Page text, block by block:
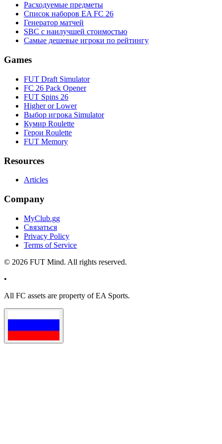
Расходуемые предметы
Список наборов EA FC 26
Генератор матчей
SBC с наилучшей стоимостью
Самые дешевые игроки по рейтингу
Games
FUT Draft Simulator
FC 26 Pack Opener
FUT Spins 26
Higher or Lower
Выбор игрока Simulator
Кумир Roulette
Герои Roulette
FUT Memory
Resources
Articles
Company
MyClub.gg
Связаться
Privacy Policy
Terms of Service
© 2026 FUT Mind. All rights reserved.
•
All FC assets are property of EA Sports.